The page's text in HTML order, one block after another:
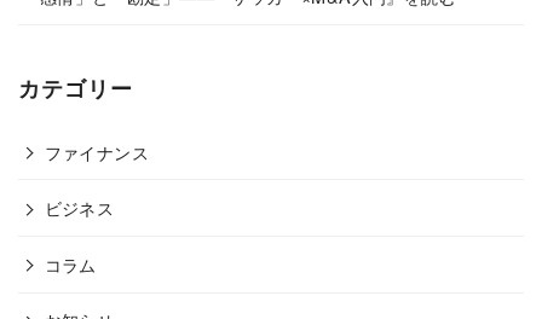
カテゴリー
ファイナンス
ビジネス
コラム